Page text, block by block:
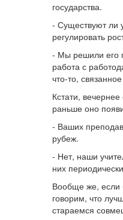
государства.
- Существуют ли
регулировать
- Мы решили его
работа с
что-то,
Кстати,
раньше оно
- Ваших
рубеж.
- Нет, наши
них
Вообще же, если
говорим, что
стараемся